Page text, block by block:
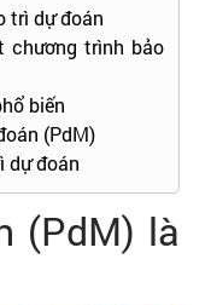
trì dự đoán
chương trình bảo
biến
(PdM)
dự đoán
(PdM) là